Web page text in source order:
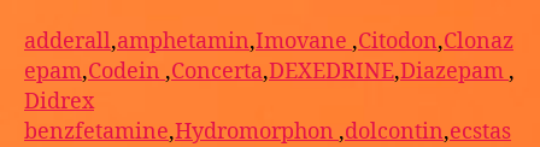
adderall,amphetamin,Imovane ,Citodon,Clonaz
epam,Codein ,Concerta,DEXEDRINE,Diazepam ,
Didrex
benzfetamine,Hydromorphon ,dolcontin,ecstas